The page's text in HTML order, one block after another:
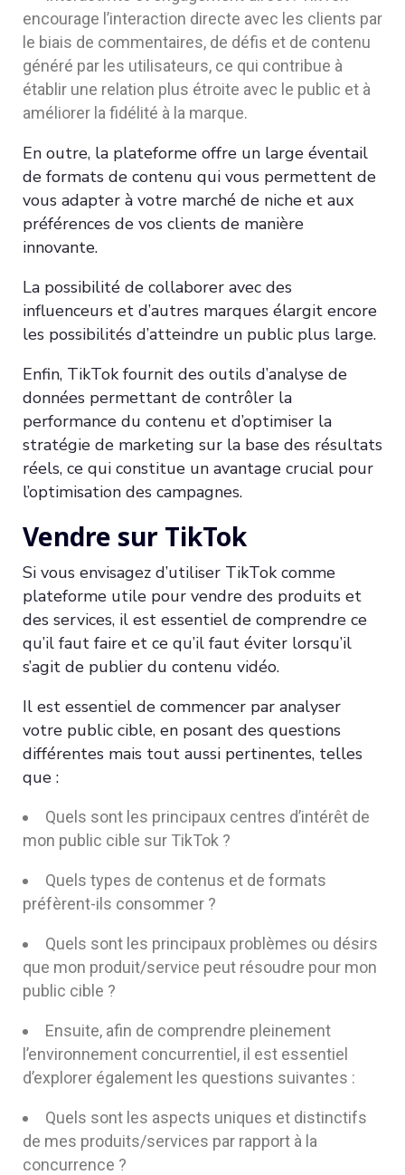
encourage l’interaction directe avec les clients par
le biais de commentaires, de défis et de contenu
généré par les utilisateurs, ce qui contribue à
établir une relation plus étroite avec le public et à
améliorer la fidélité à la marque.
En outre, la plateforme offre un large éventail
de formats de contenu qui vous permettent de
vous adapter à votre marché de niche et aux
préférences de vos clients de manière
innovante.
La possibilité de collaborer avec des
influenceurs et d’autres marques élargit encore
les possibilités d’atteindre un public plus large.
Enfin, TikTok fournit des outils d’analyse de
données permettant de contrôler la
performance du contenu et d’optimiser la
stratégie de marketing sur la base des résultats
réels, ce qui constitue un avantage crucial pour
l’optimisation des campagnes.
Vendre sur TikTok
Si vous envisagez d’utiliser TikTok comme
plateforme utile pour vendre des produits et
des services, il est essentiel de comprendre ce
qu’il faut faire et ce qu’il faut éviter lorsqu’il
s’agit de publier du contenu vidéo.
Il est essentiel de commencer par analyser
votre public cible, en posant des questions
différentes mais tout aussi pertinentes, telles
que :
Quels sont les principaux centres d’intérêt de
mon public cible sur TikTok ?
Quels types de contenus et de formats
préfèrent-ils consommer ?
Quels sont les principaux problèmes ou désirs
que mon produit/service peut résoudre pour mon
public cible ?
Ensuite, afin de comprendre pleinement
l’environnement concurrentiel, il est essentiel
d’explorer également les questions suivantes :
Quels sont les aspects uniques et distinctifs
de mes produits/services par rapport à la
concurrence ?